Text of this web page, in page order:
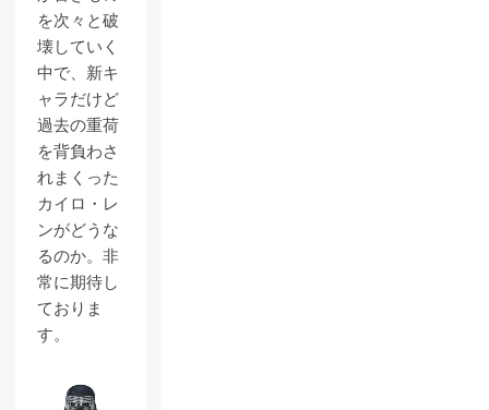
を次々と破
壊していく
中で、新キ
ャラだけど
過去の重荷
を背負わさ
れまくった
カイロ・レ
ンがどうな
るのか。非
常に期待し
ておりま
す。